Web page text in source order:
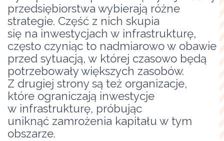
przedsiębiorstwa wybierają różne
strategie. Część z nich skupia
się na inwestycjach w infrastrukturę,
często czyniąc to nadmiarowo w obawie
przed sytuacją, w której czasowo będą
potrzebowały większych zasobów.
Z drugiej strony są też organizacje,
które ograniczają inwestycje
w infrastrukturę, próbując
uniknąć zamrożenia kapitału w tym
obszarze.